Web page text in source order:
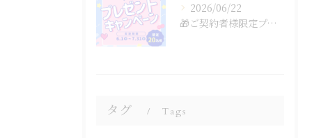
2026/06/22
🎁ご契約者様限定プレゼントキャンペーン🎁
タグ Tags